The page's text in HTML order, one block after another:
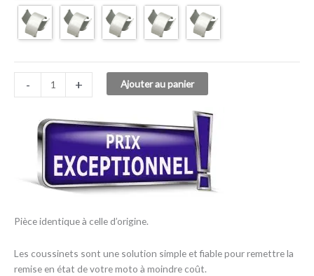
- + Ajouter au panier
Pièce identique à celle d’origine.
Les coussinets sont une solution simple et fiable pour remettre la
remise en état de votre moto à moindre coût.